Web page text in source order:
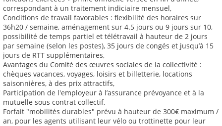
correspondant à un traitement indiciaire mensuel,
Conditions de travail favorables : flexibilité des horaires sur
36h20 / semaine, aménagement sur 4.5 jours ou 9 jours sur 10,
possibilité de temps partiel et télétravail à hauteur de 2 jours
par semaine (selon les postes), 35 jours de congés et jusqu’à 15
jours de RTT supplémentaires,
Avantages du Comité des œuvres sociales de la collectivité :
chèques vacances, voyages, loisirs et billetterie, locations
saisonnières, à des prix attractifs,
Participation de l'employeur à l’assurance prévoyance et à la
mutuelle sous contrat collectif,
Forfait "mobilités durables" prévu à hauteur de 300€ maximum /
an, pour les agents utilisant leur vélo ou trottinette pour leur